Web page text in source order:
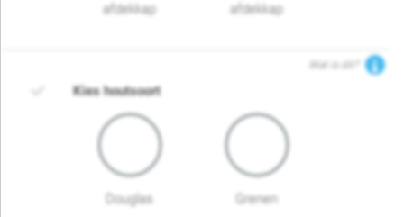
afdekkap
afdekkap
Wat is dit?
Kies houtsoort
Douglas
Grenen